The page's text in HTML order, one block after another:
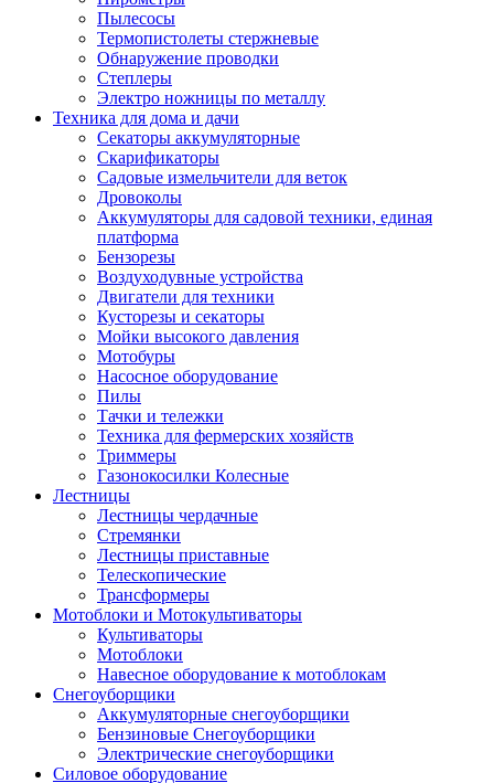
Пылесосы
Термопистолеты стержневые
Обнаружение проводки
Степлеры
Электро ножницы по металлу
Техника для дома и дачи
Секаторы аккумуляторные
Скарификаторы
Садовые измельчители для веток
Дровоколы
Аккумуляторы для садовой техники, единая
платформа
Бензорезы
Воздуходувные устройства
Двигатели для техники
Кусторезы и секаторы
Мойки высокого давления
Мотобуры
Насосное оборудование
Пилы
Тачки и тележки
Техника для фермерских хозяйств
Триммеры
Газонокосилки Колесные
Лестницы
Лестницы чердачные
Стремянки
Лестницы приставные
Телескопические
Трансформеры
Мотоблоки и Мотокультиваторы
Культиваторы
Мотоблоки
Навесное оборудование к мотоблокам
Снегоуборщики
Аккумуляторные снегоуборщики
Бензиновые Снегоуборщики
Электрические снегоуборщики
Силовое оборудование